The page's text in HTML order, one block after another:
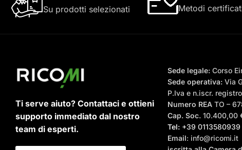
Su prodotti selezionati Metodi
Ti serve aiuto? Contattaci e ottieni
supporto immediato dal nostro
team di esperti.
Sede legale: Corso
Sede operativa: Via
P.Iva e n.iscr.
Numero REATO –
Cap. Soc. 10.400,00
Tel: +39 0113580939
Email: info@ricomi.it